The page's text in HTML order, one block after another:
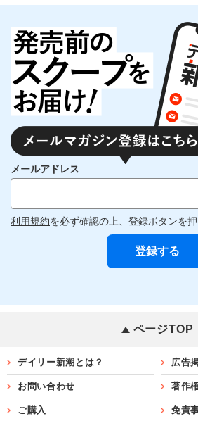
メールアドレス
利用規約を必ず確認の上、登録ボタンを押
ページTOP
デイリー新潮とは？ 広告
お問い合わせ 著作
ご購入 免責